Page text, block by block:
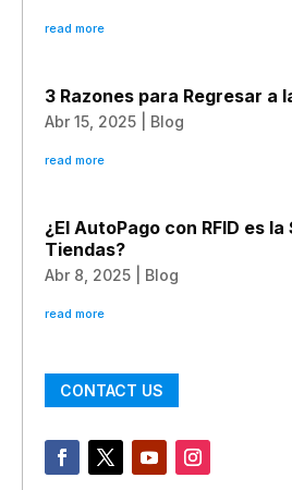
read more
3 Razones para Regresar a
Abr 15, 2025 Blog
read more
¿El AutoPago con RFID es
Tiendas?
Abr 8, 2025 Blog
read more
CONTACT US